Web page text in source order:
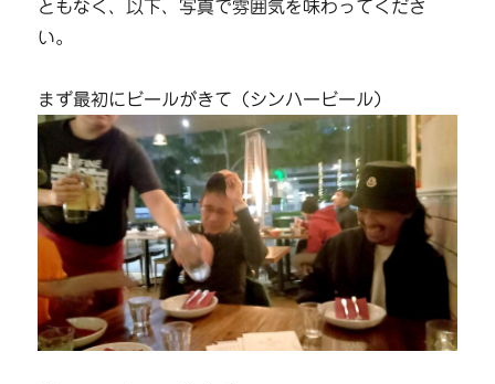
ともなく、以下、写真で雰囲気を味わってくださ
い。
まず最初にビールがきて（シンハービール）